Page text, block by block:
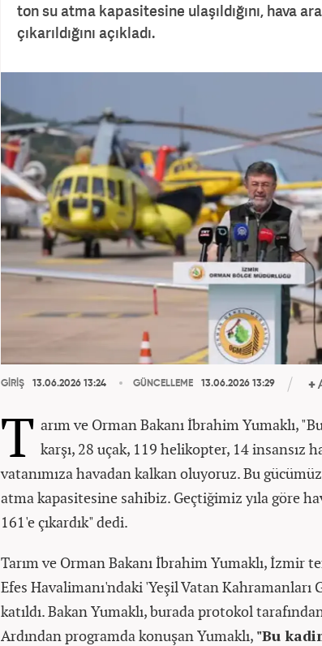
ton su atma kapasitesine ulaşıldığını, hava
çıkarıldığını açıkladı.
GİRİŞ 13.06.2026 13:24 GÜNCELLEME 13.06.2026 13:29
T arım ve Orman Bakanı İbrahim Yumaklı,
karşı, 28 uçak, 119 helikopter, 14 insansız
vatanımıza havadan kalkan oluyoruz. Bu
atma kapasitesine sahibiz. Geçtiğimiz yıla göre
161'e çıkardık" dedi.
Tarım ve Orman Bakanı İbrahim Yumaklı, İzmir
Efes Havalimanı'ndaki 'Yeşil Vatan Kahramanları
katıldı. Bakan Yumaklı, burada protokol
Ardından programda konuşan Yumaklı, "Bu